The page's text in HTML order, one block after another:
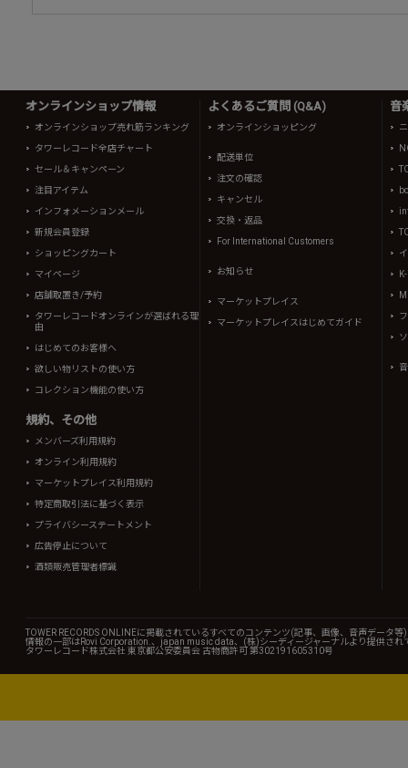
オンラインショップ情報
オンラインショップ売れ筋ランキング
タワーレコード全店チャート
セール＆キャンペーン
注目アイテム
インフォメーションメール
新規会員登録
ショッピングカート
マイページ
店舗取置き/予約
タワーレコードオンラインが選ばれる理
由
はじめてのお客様へ
欲しい物リストの使い方
コレクション機能の使い方
規約、その他
メンバーズ利用規約
オンライン利用規約
マーケットプレイス利用規約
特定商取引法に基づく表示
プライバシーステートメント
広告停止について
酒類販売管理者標識
よくあるご質問 (Q&A)
オンラインショッピング
配送単位
注文の確認
キャンセル
交換・返品
For International Customers
お知らせ
マーケットプレイス
マーケットプレイスはじめてガイド
音
TOWER RECORDS ONLINEに掲載されているすべてのコンテンツ(記事、画像、音声データ
情報の一部はRovi Corporation.、japan music data、(株)シーディージャーナルより提供され
タワーレコード株式会社 東京都公安委員会 古物商許可 第302191605310号